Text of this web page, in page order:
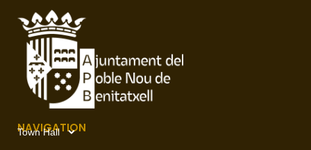
NAVIGATION
Town Hall